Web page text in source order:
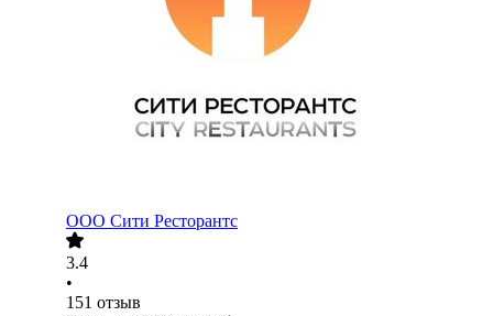
ООО Сити Ресторантс
3.4
•
151 отзыв